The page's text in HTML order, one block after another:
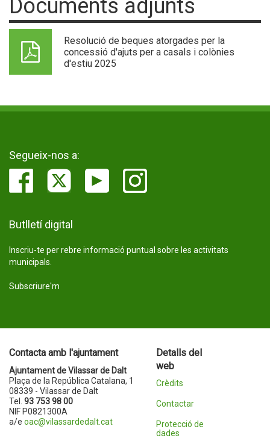
Documents adjunts
Resolució de beques atorgades per la
concessió d'ajuts per a casals i colònies
d'estiu 2025
Segueix-nos a:
Butlletí digital
Inscriu-te per rebre informació puntual sobre les activitats
municipals.
Subscriure'm
Contacta amb l'ajuntament
Ajuntament de Vilassar de Dalt
Plaça de la República Catalana, 1
08339 - Vilassar de Dalt
Tel. 93 753 98 00
NIF P0821300A
a/e oac@vilassardedalt.cat
Detalls del
web
Crèdits
Contactar
Protecció de
dades